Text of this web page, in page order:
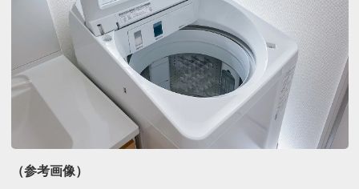
（参考画像）